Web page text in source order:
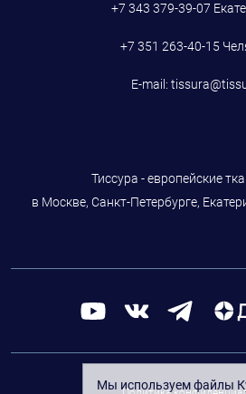
+7 343 379-39-07
+7 351 263-40-15
E-mail:
Тиссура - европейские
в Москве, Санкт-Петербурге,
Мы используем файлы